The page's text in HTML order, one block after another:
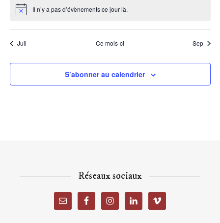
Notice Il n’y a pas d’évènements ce jour là.
Juil Ce mois-ci Sep
S’abonner au calendrier
Réseaux sociaux